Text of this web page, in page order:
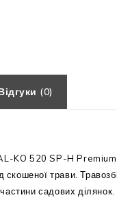
(0)
KO 520 SP-H
трави.
садових